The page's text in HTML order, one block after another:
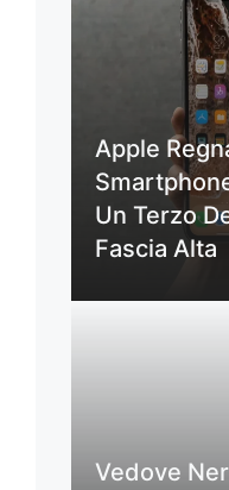
Apple
Un Terzo
Fascia Alta
Vedove